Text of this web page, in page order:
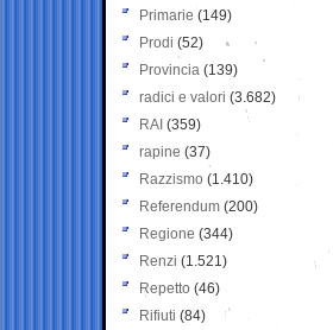
Primarie (149)
Prodi (52)
Provincia (139)
radici e valori (3.682)
RAI (359)
rapine (37)
Razzismo (1.410)
Referendum (200)
Regione (344)
Renzi (1.521)
Repetto (46)
Rifiuti (84)